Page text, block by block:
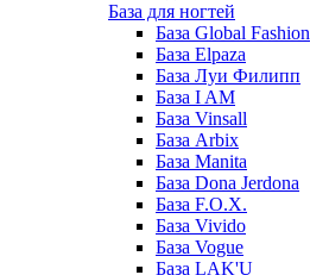
База для ногтей
База Global Fashion
База Elpaza
База Луи Филипп
База I AM
База Vinsall
База Arbix
База Manita
База Dona Jerdona
База F.O.X.
База Vivido
База Vogue
База LAK'U